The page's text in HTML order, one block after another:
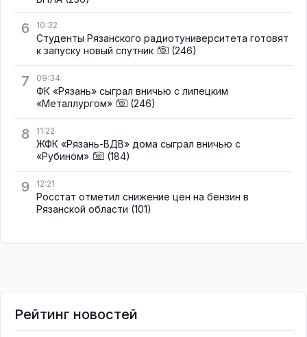
6 10:32
Студенты Рязанского радиотуниверситета готовят
к запуску новый спутник
(246)
7 09:34
ФК «Рязань» сыграл вничью с липецким
«Металлургом»
(246)
8 11:22
ЖФК «Рязань-ВДВ» дома сыграл вничью с
«Рубином»
(184)
9 12:21
Росстат отметил снижение цен на бензин в
Рязанской области (101)
Рейтинг новостей